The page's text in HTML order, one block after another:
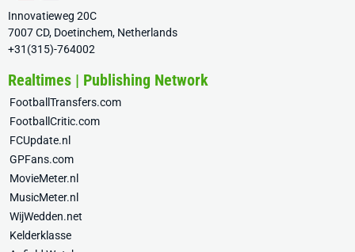
Innovatieweg 20C
7007 CD, Doetinchem, Netherlands
+31(315)-764002
Realtimes | Publishing Network
FootballTransfers.com
FootballCritic.com
FCUpdate.nl
GPFans.com
MovieMeter.nl
MusicMeter.nl
WijWedden.net
Kelderklasse